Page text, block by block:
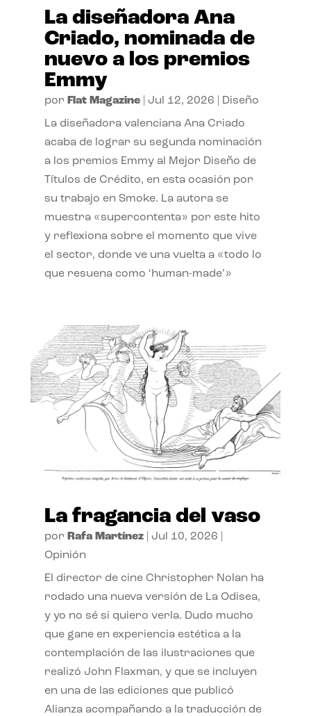
La diseñadora Ana
Criado, nominada de
nuevo a los premios
Emmy
por Flat Magazine| Jul 12, 2026 Diseño
La diseñadora valenciana Ana Criado
acaba de lograr su segunda nominación
a los premios Emmy al Mejor Diseño de
Títulos de Crédito, en esta ocasión por
su trabajo en Smoke. La autora se
muestra «supercontenta» por este hito
y reflexiona sobre el momento que vive
el sector, donde ve una vuelta a «todo lo
que resuena como ‘human-made’»
La fragancia del vaso
por Rafa Martínez| Jul 10, 2026
Opinión
El director de cine Christopher Nolan ha
rodado una nueva versión de La Odisea,
y yo no sé si quiero verla. Dudo mucho
que gane en experiencia estética a la
contemplación de las ilustraciones que
realizó John Flaxman, y que se incluyen
en una de las ediciones que publicó
Alianza acompañando a la traducción de